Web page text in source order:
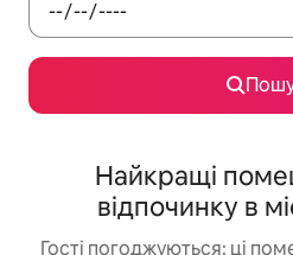
Найкращі
відпочинку в
Гості погоджуються: ці